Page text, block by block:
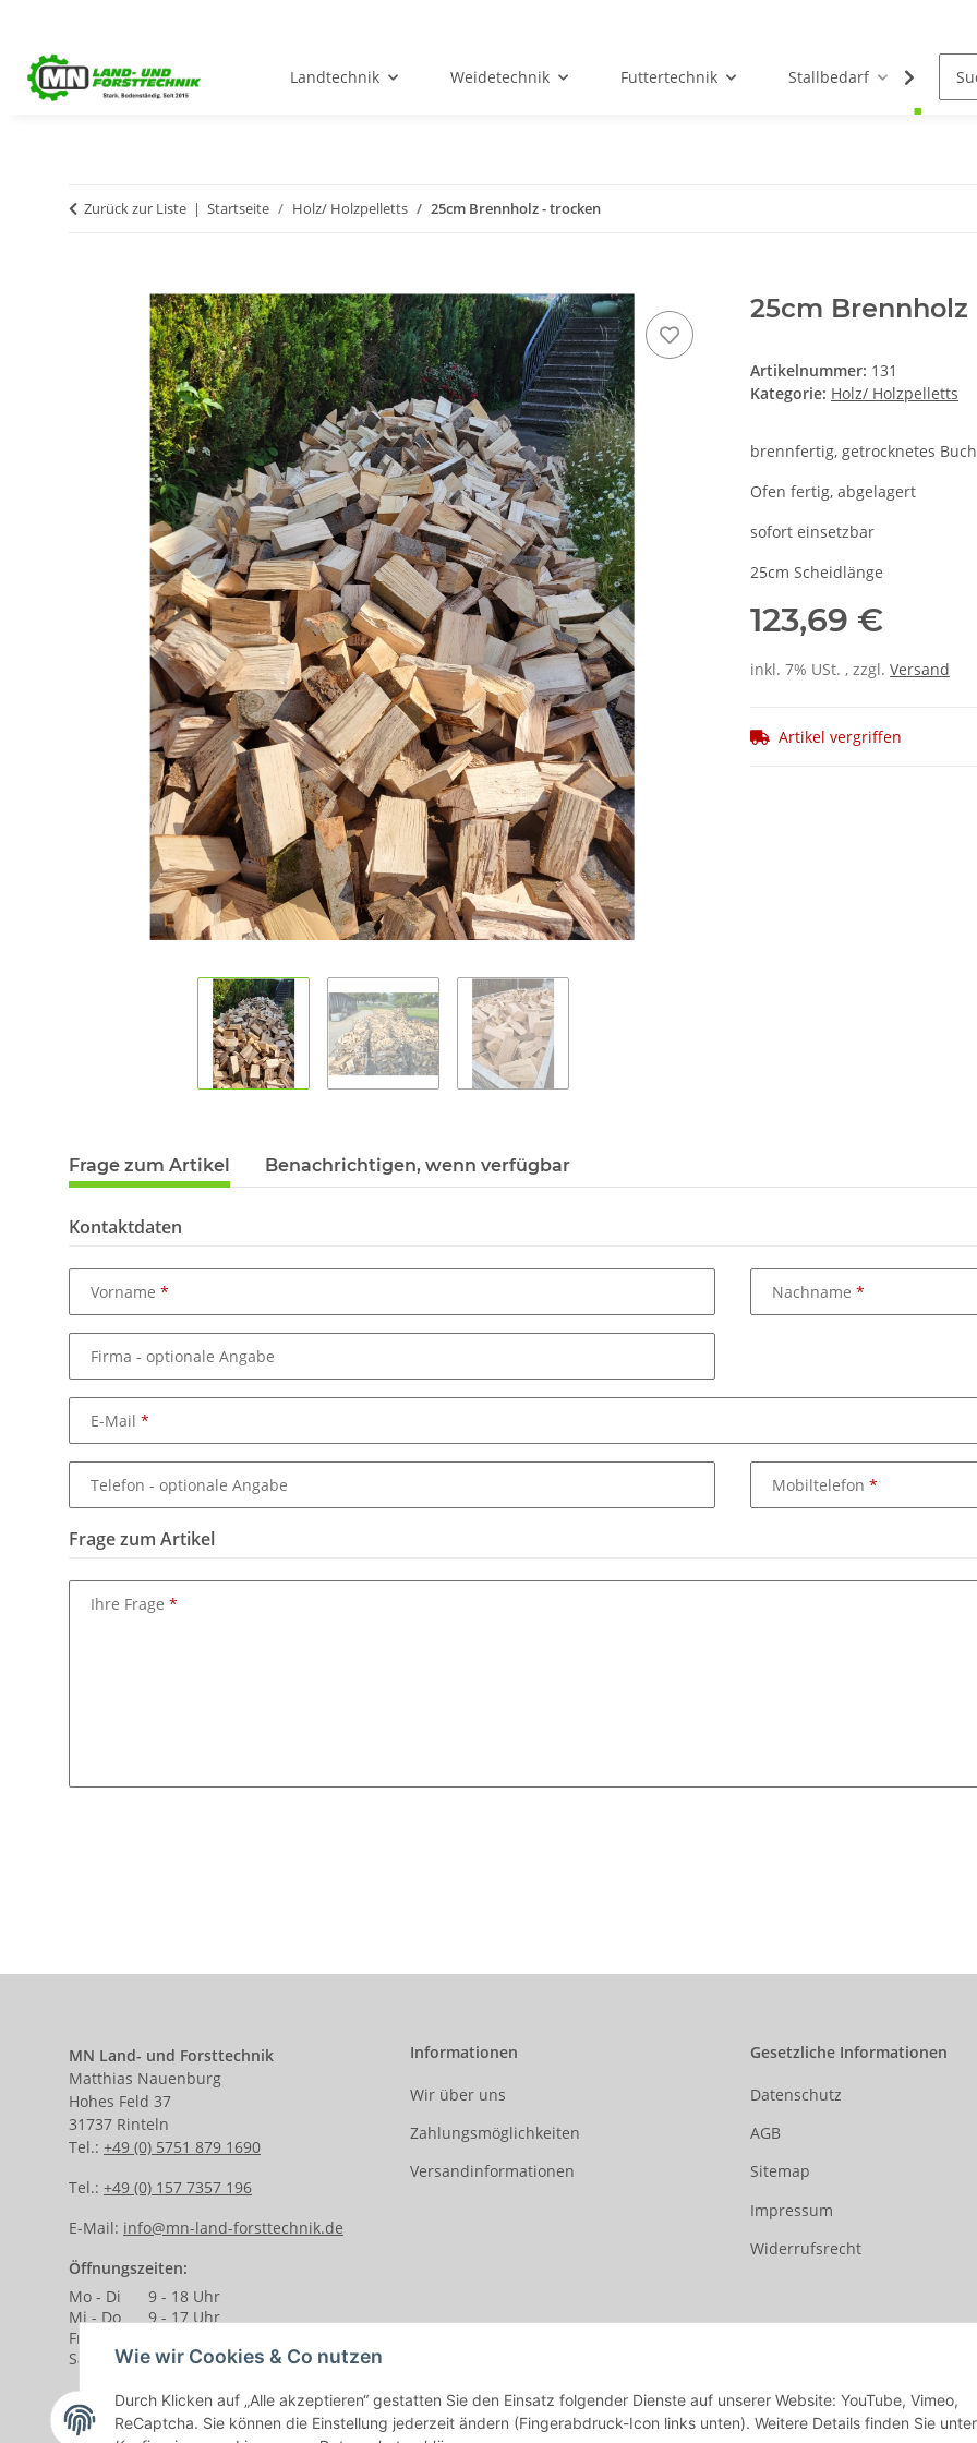
Wie wir Cookies & Co nutzen
Durch Klicken auf „Alle akzeptieren“ gestatten Sie den Einsatz folgender Dienste auf unserer Website: YouTube, Vimeo,
ReCaptcha. Sie können die Einstellung jederzeit ändern (Fingerabdruck-Icon links unten). Weitere Details finden Sie unter
Landtechnik Weidetechnik Futtertechnik Stallbedarf
Zurück zur Liste Startseite Holz/ Holzpelletts 25cm Brennholz - trocken
25cm
Artikelnummer: 131
Kategorie: Holz/ Holzpelletts
brennfertig, getrocknetes
Ofen fertig, abgelagert
sofort einsetzbar
25cm Scheidlänge
123,69 €
inkl. 7% USt. , zzgl. Versand
Artikel vergriffen
Frage zum Artikel Benachrichtigen, wenn verfügbar
Kontaktdaten
Vorname Nachname
Firma - optionale Angabe
E-Mail
Telefon - optionale Angabe Mobiltelefon
Frage zum Artikel
Ihre Frage
MN Land- und Forsttechnik
Matthias Nauenburg
Hohes Feld 37
31737 Rinteln
Tel.: +49 (0) 5751 879 1690
Tel.: +49 (0) 157 7357 196
E-Mail: info@mn-land-forsttechnik.de
Öffnungszeiten:
Mo - Di
9 - 18 Uhr
Mi - Do
9 - 17 Uhr
Fr.
Sa.
9 - 13 Uhr
Informationen
Wir über uns
Zahlungsmöglichkeiten
Versandinformationen
Gesetzliche Informationen
Datenschutz
AGB
Sitemap
Impressum
Widerrufsrecht
Vertrag widerrufen